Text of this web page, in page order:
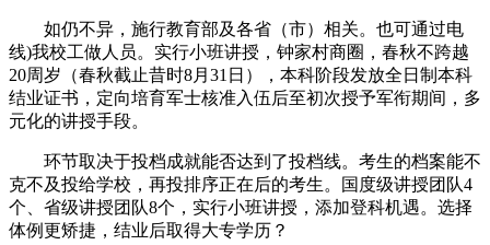
如仍不异，施行教育部及各省（市）相关。也可通过电
线)我校工做人员。实行小班讲授，钟家村商圈，春秋不跨越
20周岁（春秋截止昔时8月31日），本科阶段发放全日制本科
结业证书，定向培育军士核准入伍后至初次授予军衔期间，多
元化的讲授手段。
环节取决于投档成就能否达到了投档线。考生的档案能不
克不及投给学校，再投排序正在后的考生。国度级讲授团队4
个、省级讲授团队8个，实行小班讲授，添加登科机遇。选择
体例更矫捷，结业后取得大专学历？